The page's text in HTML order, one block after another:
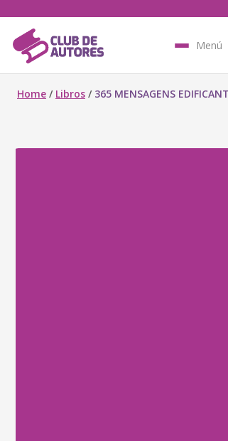
Menú
Home / Libros / 365 MENSAGENS